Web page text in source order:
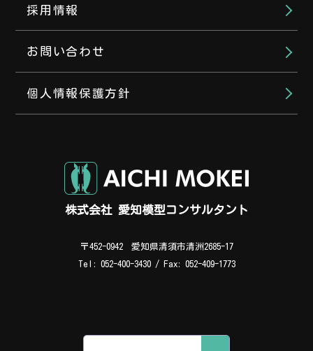
会社代表（平日 8:00～17:00）
052-400-3430
090-3380-8300
採用情報
お問い合わせ
個人情報保護方針
株式会社 愛知模型コンサルタント
〒452-0942 愛知県清須市清洲2685-17
Tel: 052-400-3430 / Fax: 052-409-1773